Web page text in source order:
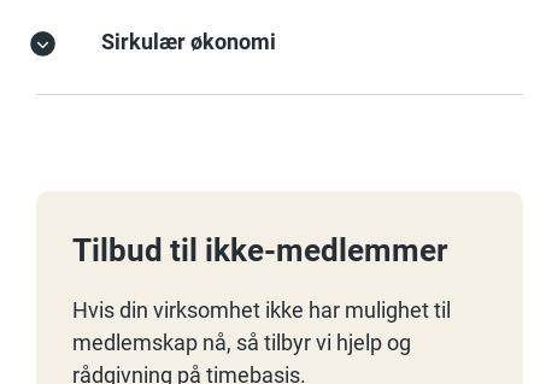
Sirkulær økonomi
Tilbud til ikke-medlemmer
Hvis din virksomhet ikke har mulighet til
medlemskap nå, så tilbyr vi hjelp og
rådgivning på timebasis.